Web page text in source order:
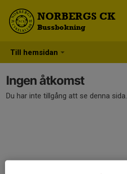
Till hemsidan
NORBERGS CK
Bussbokning
Ingen åtkomst
Du har inte tillgång att se denna sida.